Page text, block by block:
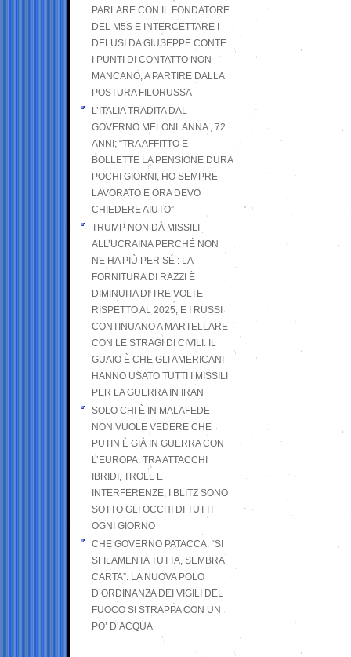
PARLARE CON IL FONDATORE
DEL M5S E INTERCETTARE I
DELUSI DA GIUSEPPE CONTE.
I PUNTI DI CONTATTO NON
MANCANO, A PARTIRE DALLA
POSTURA FILORUSSA
L’ITALIA TRADITA DAL
GOVERNO MELONI. ANNA , 72
ANNI; “TRA AFFITTO E
BOLLETTE LA PENSIONE DURA
POCHI GIORNI, HO SEMPRE
LAVORATO E ORA DEVO
CHIEDERE AIUTO”
TRUMP NON DÀ MISSILI
ALL’UCRAINA PERCHÉ NON
NE HA PIÙ PER SÉ : LA
FORNITURA DI RAZZI È
DIMINUITA DI TRE VOLTE
RISPETTO AL 2025, E I RUSSI
CONTINUANO A MARTELLARE
CON LE STRAGI DI CIVILI. IL
GUAIO È CHE GLI AMERICANI
HANNO USATO TUTTI I MISSILI
PER LA GUERRA IN IRAN
SOLO CHI È IN MALAFEDE
NON VUOLE VEDERE CHE
PUTIN È GIÀ IN GUERRA CON
L’EUROPA: TRA ATTACCHI
IBRIDI, TROLL E
INTERFERENZE, I BLITZ SONO
SOTTO GLI OCCHI DI TUTTI
OGNI GIORNO
CHE GOVERNO PATACCA. “SI
SFILAMENTA TUTTA, SEMBRA
CARTA”. LA NUOVA POLO
D’ORDINANZA DEI VIGILI DEL
FUOCO SI STRAPPA CON UN
PO’ D’ACQUA